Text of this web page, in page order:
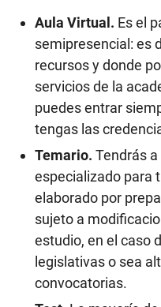
Aula Virtual. Es el
semipresencial: es
recursos y donde
servicios de la
puedes entrar
tengas las
Temario. Tendrás
especializado para
elaborado por
sujeto a
estudio, en el caso
legislativas o sea
convocatorias.